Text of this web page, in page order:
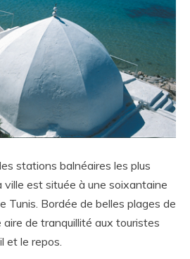
stations balnéaires les plus
ville est située à une soixantaine
Tunis. Bordée de belles plages de
de tranquillité aux touristes
et le repos.